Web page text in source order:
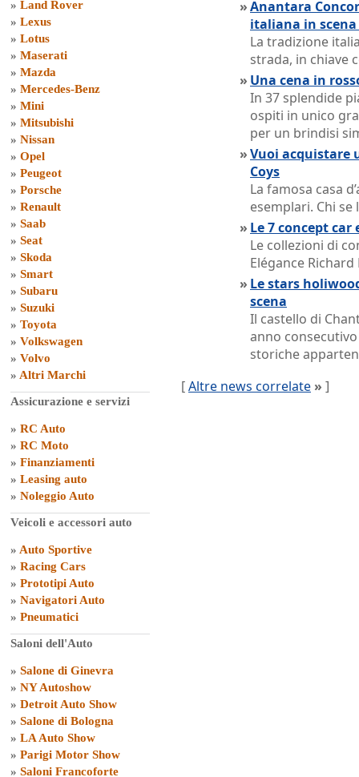
» Land Rover
» Lexus
» Lotus
» Maserati
» Mazda
» Mercedes-Benz
» Mini
» Mitsubishi
» Nissan
» Opel
» Peugeot
» Porsche
» Renault
» Saab
» Seat
» Skoda
» Smart
» Subaru
» Suzuki
» Toyota
» Volkswagen
» Volvo
» Altri Marchi
Assicurazione e servizi
» RC Auto
» RC Moto
» Finanziamenti
» Leasing auto
» Noleggio Auto
Veicoli e accessori auto
» Auto Sportive
» Racing Cars
» Prototipi Auto
» Navigatori Auto
» Pneumatici
Saloni dell'Auto
» Salone di Ginevra
» NY Autoshow
» Detroit Auto Show
» Salone di Bologna
» LA Auto Show
» Parigi Motor Show
» Saloni Francoforte
»Anantara
italiana in
La tradizione
strada, in chiave
» Una cena in
In 37 splendide
ospiti in unico
per un brindisi
»Vuoi acquistare
Coys
La famosa casa
esemplari. Chi
» Le 7 concept
Le collezioni di
Elégance Richard
» Le stars
scena
Il castello di
anno
storiche
[Altre news correlate » ]